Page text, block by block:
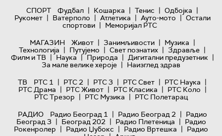
СПОРТ
Фудбал | Кошарка | Тенис | Одбојка |
Рукомет | Ватерполо | Атлетика | Ауто-мото | Остали
спортови | Меморијал РТС
МАГАЗИН
Живот | Занимљивости | Музика |
Технологијa | Путујемо | Свет познатих | Здравље |
Филм и ТВ | Наука | Природа | Дигитални предузетник |
За мале велике хероје | Наизглед здрав
ТВ
РТС 1 | РТС 2 | РТС 3 | РТС Свет | РТС Наука |
РТС Драма | РТС Живот | РТС Класика | РТС Коло |
РТС Трезор | РТС Музика | РТС Полетарац
РАДИО
Радио Београд 1 | Радио Београд 2 | Радио
Београд 3 | Београд 202 | Радио Плетеница | Радио
Рокенролер | Радио Џубокс | Радио Вртешка | Радио